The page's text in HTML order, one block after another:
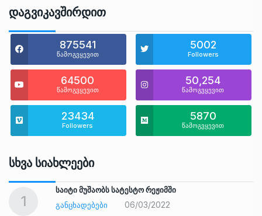
Დაგვიკავშირდით
875541
წამოგვყევით
5002
Followers
64500
წამოგვყევით
50,254
წამოგვყევით
23434
Followers
5870
წამოგვყევით
Სხვა Სიახლეები
1
საიტი მუშაობს სატესტო რეჟიმში
ᲒᲐᲜᲪᲮᲐᲓᲔᲑᲔᲑᲘ
06/03/2022